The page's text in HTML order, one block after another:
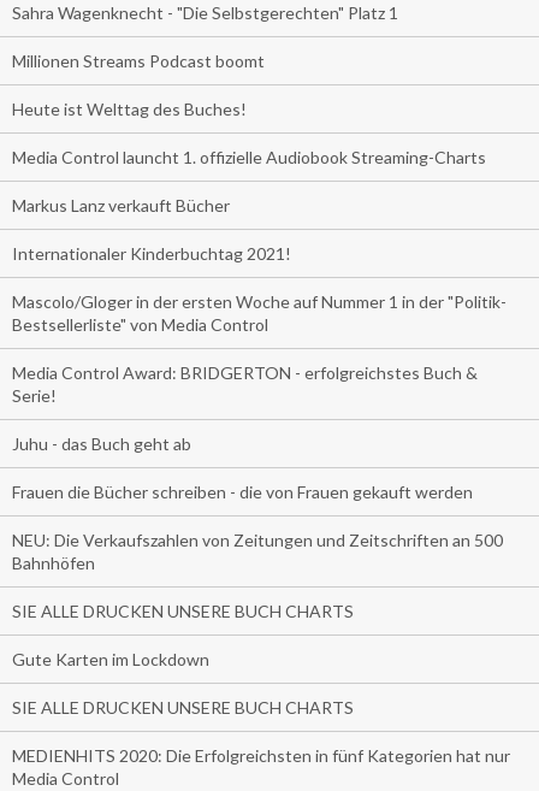
Sahra Wagenknecht - "Die Selbstgerechten" Platz 1
Millionen Streams Podcast boomt
Heute ist Welttag des Buches!
Media Control launcht 1. offizielle Audiobook Streaming-Charts
Markus Lanz verkauft Bücher
Internationaler Kinderbuchtag 2021!
Mascolo/Gloger in der ersten Woche auf Nummer 1 in der "Politik-
Bestsellerliste" von Media Control
Media Control Award: BRIDGERTON - erfolgreichstes Buch &
Serie!
Juhu - das Buch geht ab
Frauen die Bücher schreiben - die von Frauen gekauft werden
NEU: Die Verkaufszahlen von Zeitungen und Zeitschriften an 500
Bahnhöfen
SIE ALLE DRUCKEN UNSERE BUCH CHARTS
Gute Karten im Lockdown
SIE ALLE DRUCKEN UNSERE BUCH CHARTS
MEDIENHITS 2020: Die Erfolgreichsten in fünf Kategorien hat nur
Media Control